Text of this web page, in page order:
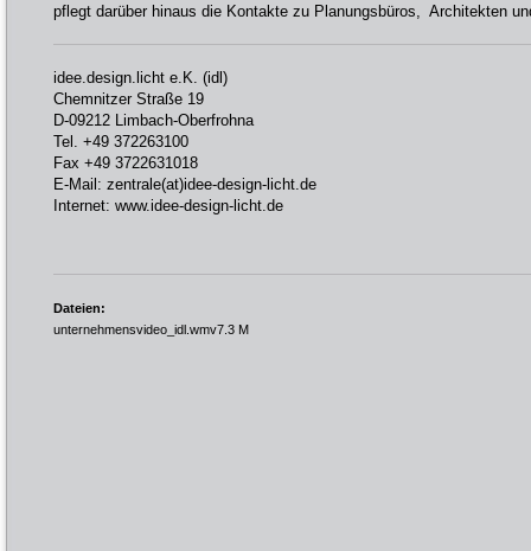
pflegt darüber hinaus die Kontakte zu Planungsbüros, Architekten
idee.design.licht e.K. (idl)
Chemnitzer Straße 19
D-09212 Limbach-Oberfrohna
Tel. +49 372263100
Fax +49 3722631018
E-Mail: zentrale(at)idee-design-licht.de
Internet: www.idee-design-licht.de
Dateien:
unternehmensvideo_idl.wmv7.3 M